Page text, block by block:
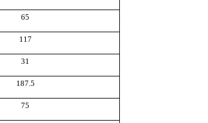
65
117
31
187.5
75